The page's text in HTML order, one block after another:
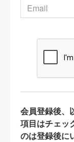
会員登録後、
項目はチェッ
のは登録後に